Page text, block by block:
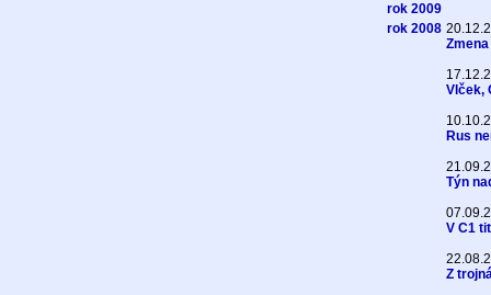
rok 2009
rok 2008
Vlček,
Rus
Týn
V C1
Z